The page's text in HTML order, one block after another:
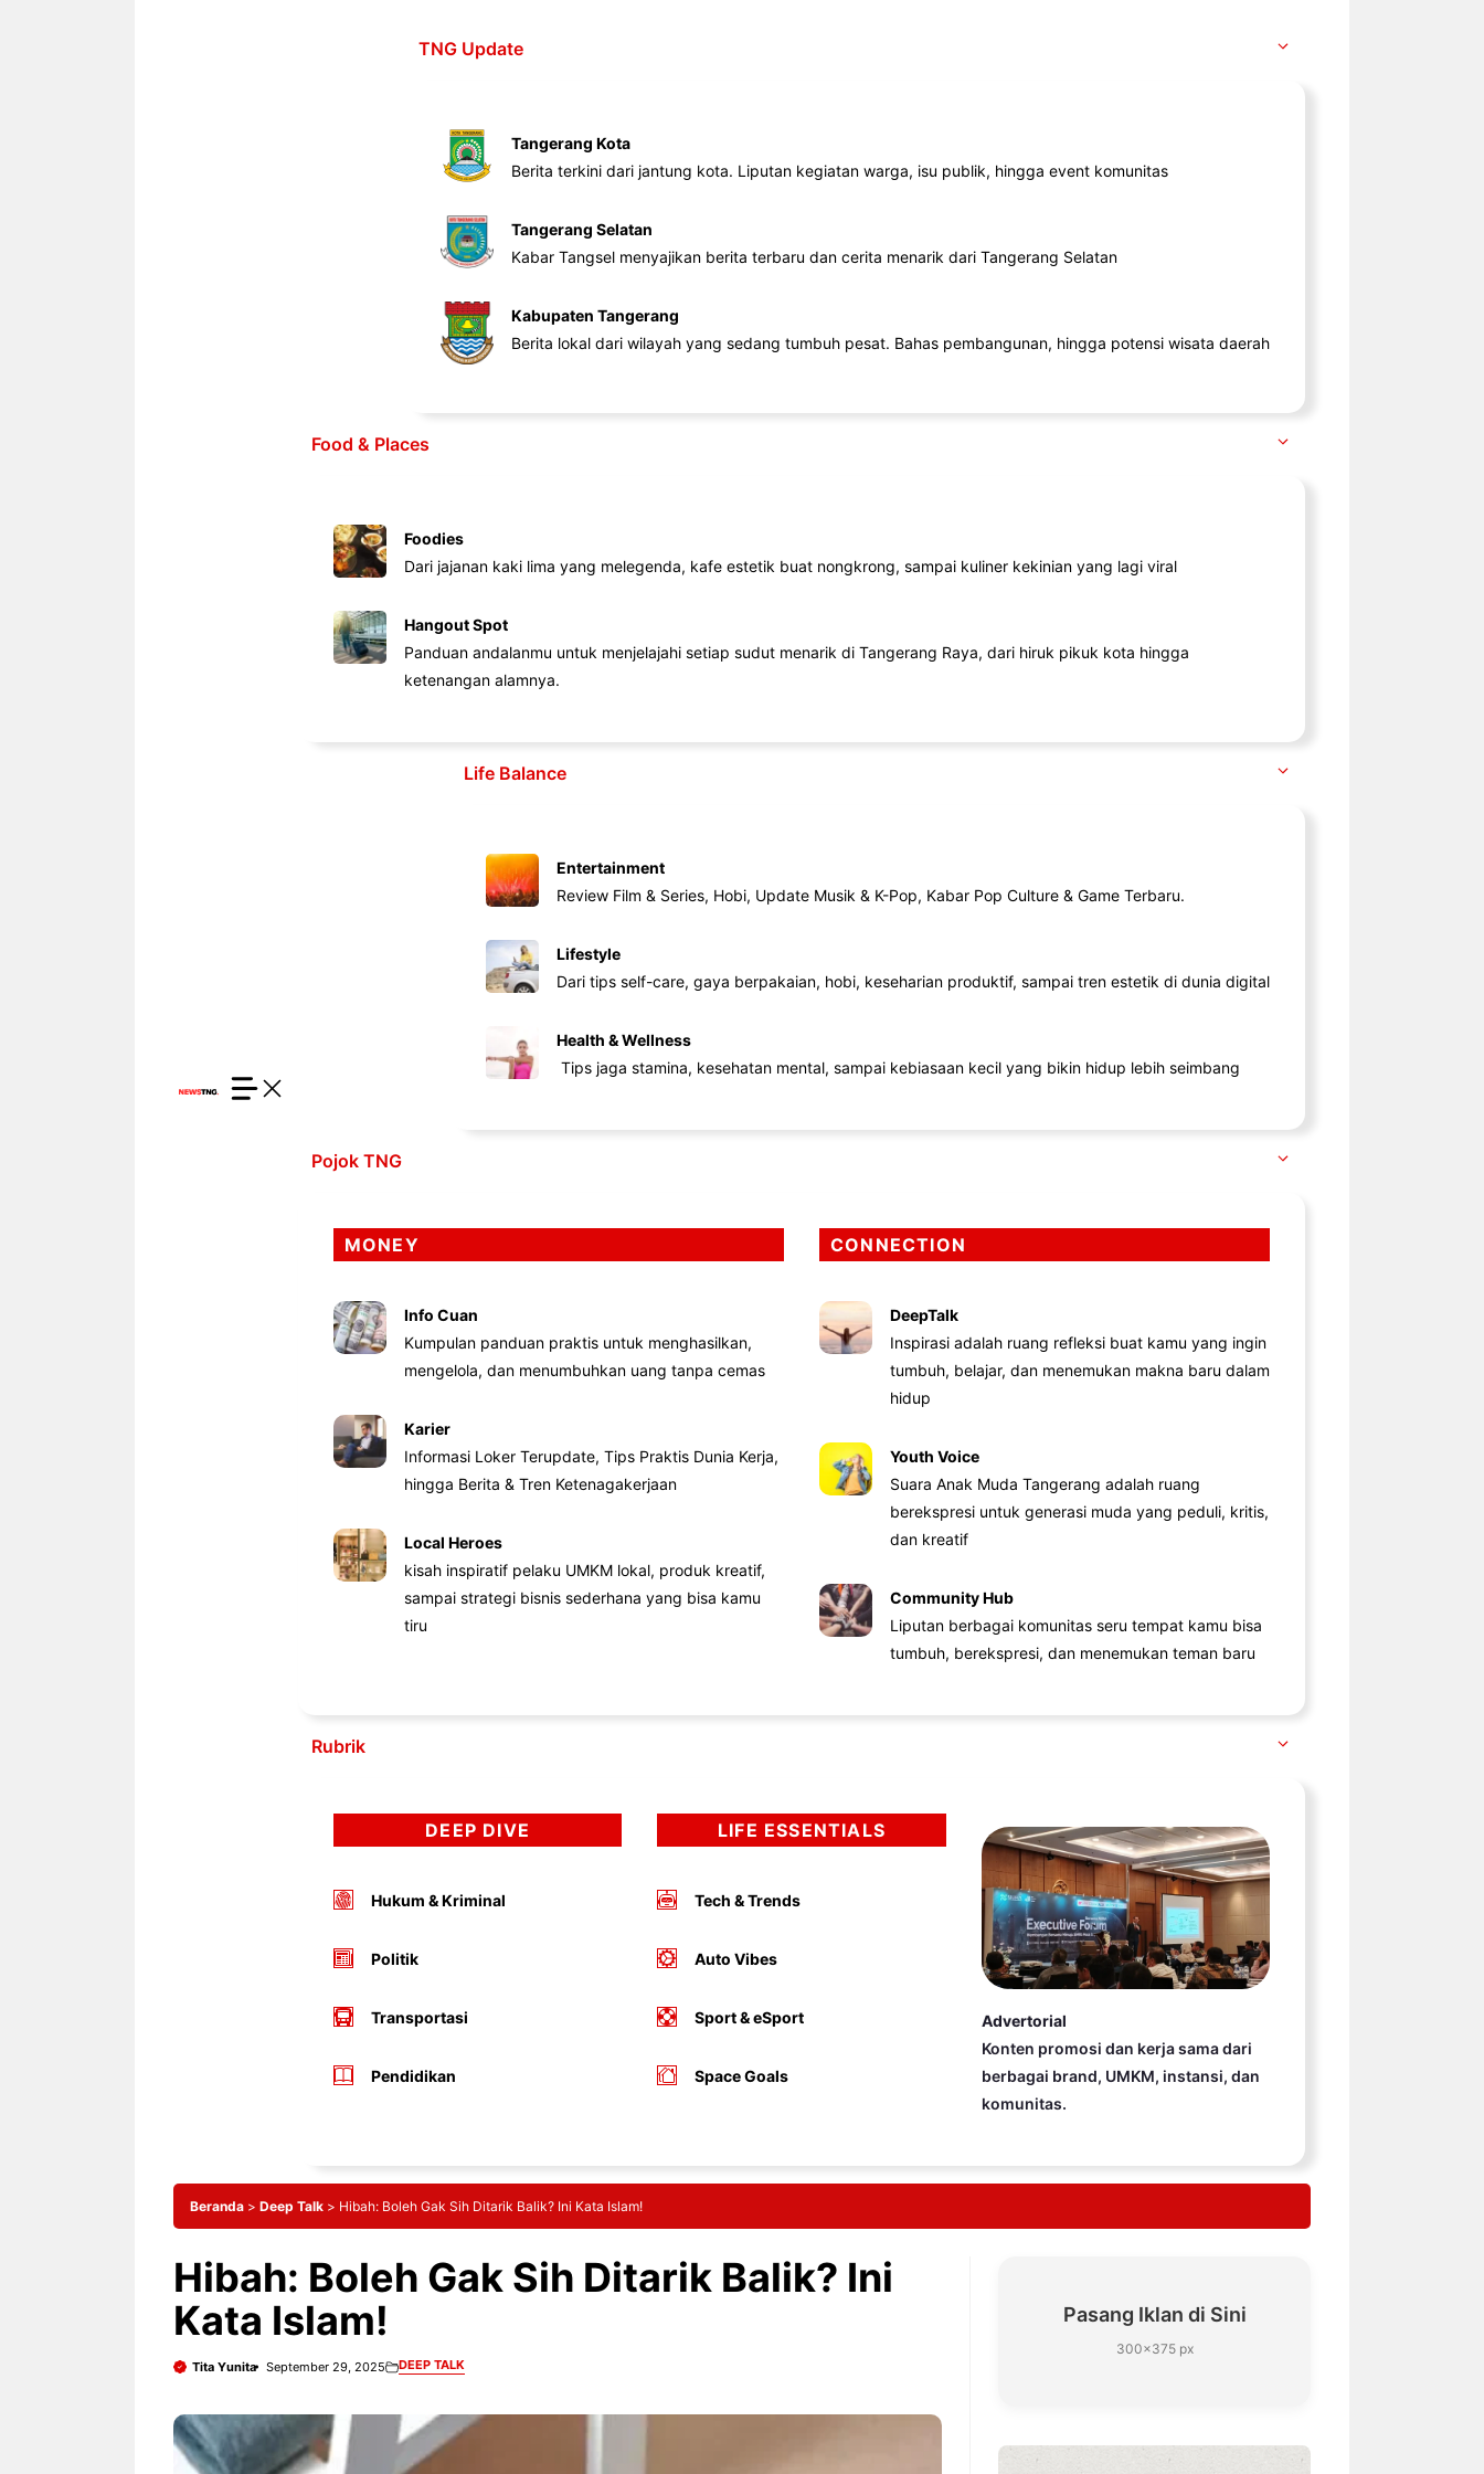
TNG Update
Tangerang Kota
Berita terkini dari jantung kota. Liputan kegiatan warga, isu publik, hingga event komunitas
Tangerang Selatan
Kabar Tangsel menyajikan berita terbaru dan cerita menarik dari Tangerang Selatan
Kabupaten Tangerang
Berita lokal dari wilayah yang sedang tumbuh pesat. Bahas pembangunan, hingga potensi wisata daerah
Food & Places
Foodies
Dari jajanan kaki lima yang melegenda, kafe estetik buat nongkrong, sampai kuliner kekinian yang lagi viral
Hangout Spot
Panduan andalanmu untuk menjelajahi setiap sudut menarik di Tangerang Raya, dari hiruk pikuk kota hingga
ketenangan alamnya.
Life Balance
Entertainment
Review Film & Series, Hobi, Update Musik & K-Pop, Kabar Pop Culture & Game Terbaru.
Lifestyle
Dari tips self-care, gaya berpakaian, hobi, keseharian produktif, sampai tren estetik di dunia digital
Health & Wellness
Tips jaga stamina, kesehatan mental, sampai kebiasaan kecil yang bikin hidup lebih seimbang
Pojok TNG
MONEY
Info Cuan
Kumpulan panduan praktis untuk menghasilkan,
mengelola, dan menumbuhkan uang tanpa cemas
Karier
Informasi Loker Terupdate, Tips Praktis Dunia Kerja,
hingga Berita & Tren Ketenagakerjaan
Local Heroes
kisah inspiratif pelaku UMKM lokal, produk kreatif,
sampai strategi bisnis sederhana yang bisa kamu
tiru
CONNECTION
DeepTalk
Inspirasi adalah ruang refleksi buat kamu yang ingin
tumbuh, belajar, dan menemukan makna baru dalam
hidup
Youth Voice
Suara Anak Muda Tangerang adalah ruang
berekspresi untuk generasi muda yang peduli, kritis,
dan kreatif
Community Hub
Liputan berbagai komunitas seru tempat kamu bisa
tumbuh, berekspresi, dan menemukan teman baru
Rubrik
DEEP DIVE
Hukum & Kriminal
Politik
Transportasi
Pendidikan
LIFE ESSENTIALS
Tech & Trends
Auto Vibes
Sport & eSport
Space Goals
Advertorial
Konten promosi dan kerja sama dari
berbagai brand, UMKM, instansi, dan
komunitas.
Beranda > Deep Talk > Hibah: Boleh Gak Sih Ditarik Balik? Ini Kata Islam!
Hibah: Boleh Gak Sih Ditarik Balik? Ini
Kata Islam!
Tita Yunita September 29, 2025 DEEP TALK
Pasang Iklan di Sini
300×375 px